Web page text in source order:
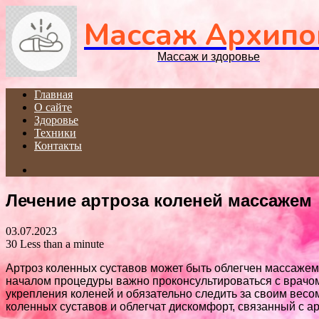
Массаж
Массаж и здоровье
Главная
О сайте
Здоровье
Техники
Контакты
Лечение артроза коленей массажем
03.07.2023
30 Less than a minute
Артроз коленных суставов может быть облегчен
началом процедуры важно проконсультироваться с
укрепления коленей и обязательно следить за своим
коленных суставов и облегчат дискомфорт, связанный с